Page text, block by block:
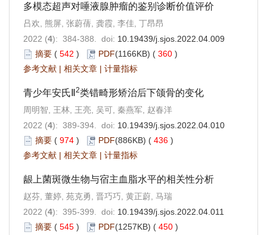
多模态超声对唾液腺肿瘤的鉴别诊断价值评价
吕欢, 熊屏, 张蔚蒨, 龚霞, 李佳, 丁昂昂
2022 (4): 384-388. doi: 10.19439/j.sjos.2022.04.009
摘要 ( 542 ) PDF(1166KB) ( 360 )
参考文献 | 相关文章 | 计量指标
青少年安氏Ⅱ 2类错畸形矫治后下颌骨的变化
周明智, 王林, 王亮, 吴可, 秦燕军, 赵春洋
2022 (4): 389-394. doi: 10.19439/j.sjos.2022.04.010
摘要 ( 974 ) PDF(886KB) ( 436 )
参考文献 | 相关文章 | 计量指标
龈上菌斑微生物与宿主血脂水平的相关性分析
赵芬, 董婷, 苑克勇, 晋巧巧, 黄正蔚, 马瑞
2022 (4): 395-399. doi: 10.19439/j.sjos.2022.04.011
摘要 ( 545 ) PDF(1257KB) ( 450 )